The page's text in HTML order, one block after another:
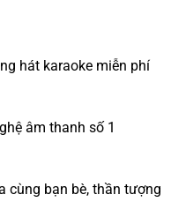
hát karaoke miễn phí
âm thanh số 1
cùng bạn bè, thần tượng